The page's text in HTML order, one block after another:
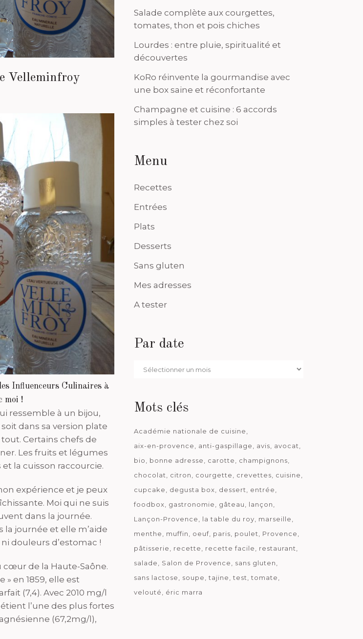
Velleminfroy
Influenceurs Culinaires à
moi !
ressemble à un bijou,
dans sa version plate
Certains chefs de
Les fruits et légumes
la cuisson raccourcie.
expérience et je peux
Moi qui ne suis
dans la journée.
la journée et elle m’aide
douleurs d’estomac !
cœur de la Haute-Saône.
en 1859, elle est
(7,4). Avec 2010 mg/l
l’une des plus fortes
(67,2mg/l),
Salade complète aux courgettes,
tomates, thon et pois chiches
Lourdes : entre pluie, spiritualité et
découvertes
KoRo réinvente la gourmandise avec
une box saine et réconfortante
Champagne et cuisine : 6 accords
simples à tester chez soi
Menu
Recettes
Entrées
Plats
Desserts
Sans gluten
Mes adresses
A tester
Par date
Par
Mots clés
Académie nationale de cuisine
aix-en-provence
anti-gaspillage avis
avocat
bio
bonne adresse carotte
champignons
chocolat
citron courgette crevettes
cuisine
cupcake
degusta box dessert
entrée
foodbox
gastronomie gâteau
lançon
Lançon-Provence
la table du roy
marseille
menthe
muffin oeuf paris poulet
Provence
pâtisserie
recette recette facile
restaurant
salade
Salon de Provence
sans gluten
sans lactose
soupe tajine test
tomate
velouté
éric marra